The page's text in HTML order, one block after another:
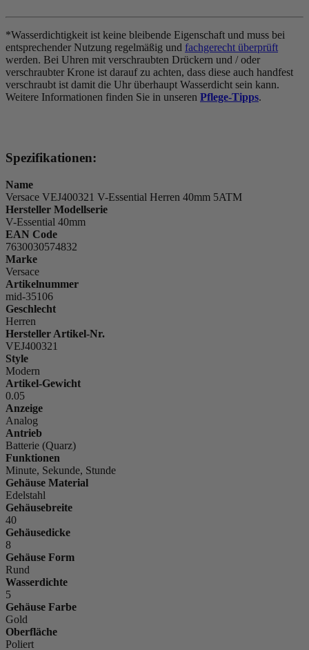
*Wasserdichtigkeit ist keine bleibende Eigenschaft und muss bei
entsprechender Nutzung regelmäßig und fachgerecht überprüft
werden. Bei Uhren mit verschraubten Drückern und / oder
verschraubter Krone ist darauf zu achten, dass diese auch handfest
verschraubt ist damit die Uhr überhaupt Wasserdicht sein kann.
Weitere Informationen finden Sie in unseren Pflege-Tipps.
Spezifikationen:
Name
Versace VEJ400321 V-Essential Herren 40mm 5ATM
Hersteller Modellserie
V-Essential 40mm
EAN Code
7630030574832
Marke
Versace
Artikelnummer
mid-35106
Geschlecht
Herren
Hersteller Artikel-Nr.
VEJ400321
Style
Modern
Artikel-Gewicht
0.05
Anzeige
Analog
Antrieb
Batterie (Quarz)
Funktionen
Minute, Sekunde, Stunde
Gehäuse Material
Edelstahl
Gehäusebreite
40
Gehäusedicke
8
Gehäuse Form
Rund
Wasserdichte
5
Gehäuse Farbe
Gold
Oberfläche
Poliert